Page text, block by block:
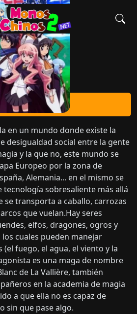
Ver Ahora
en un mundo donde existe la
desigualdad social entre la gente
y la que no, este mundo se
Europeo por la zona de
Alemania... en el mismo se
tecnología sobresaliente más allá
se transporta a caballo, carrozas
que vuelan.Hay seres
elfos, dragones, ogros y
cuales pueden manejar
fuego, el agua, el viento y la
es una maga de nombre
de La Vallière, también
en la academia de magia
a que ella no es capaz de
sin que pase algo.